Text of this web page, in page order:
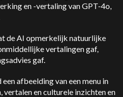
en -vertaling van GPT-4o,
de AI opmerkelijk natuurlijke
vertalingen gaf,
gaf.
afbeelding van een menu in
vertalen en culturele inzichten en